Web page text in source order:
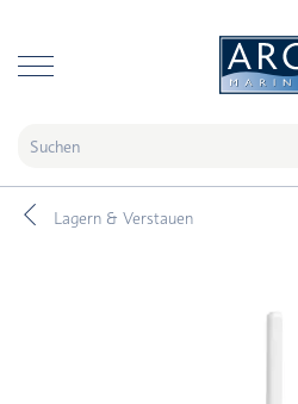
Lagern & Verstauen